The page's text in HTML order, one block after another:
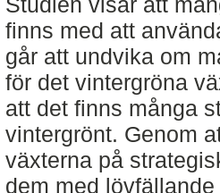
finns med att
går att undvika om
för det vintergröna
att det finns många
vintergrönt. Genom
växterna på
dem med